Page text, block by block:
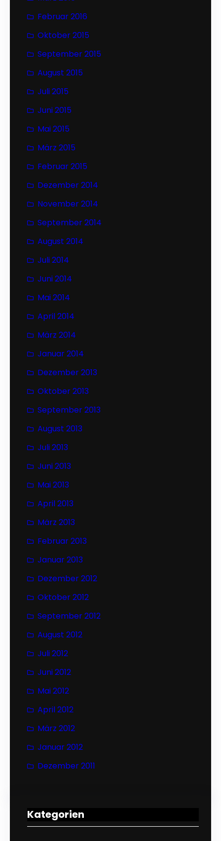
Februar 2016
Oktober 2015
September 2015
August 2015
Juli 2015
Juni 2015
Mai 2015
März 2015
Februar 2015
Dezember 2014
November 2014
September 2014
August 2014
Juli 2014
Juni 2014
Mai 2014
April 2014
März 2014
Januar 2014
Dezember 2013
Oktober 2013
September 2013
August 2013
Juli 2013
Juni 2013
Mai 2013
April 2013
März 2013
Februar 2013
Januar 2013
Dezember 2012
Oktober 2012
September 2012
August 2012
Juli 2012
Juni 2012
Mai 2012
April 2012
März 2012
Januar 2012
Dezember 2011
Kategorien